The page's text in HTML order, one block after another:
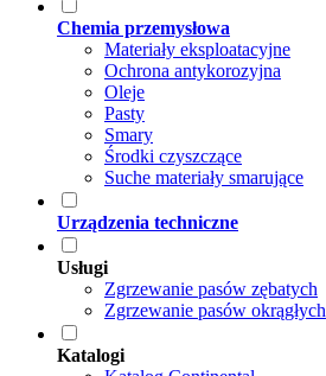
Chemia przemysłowa
Materiały eksploatacyjne
Ochrona antykorozyjna
Oleje
Pasty
Smary
Środki czyszczące
Suche materiały smarujące
Urządzenia techniczne
Usługi
Zgrzewanie pasów zębatych
Zgrzewanie pasów okrągłych
Katalogi